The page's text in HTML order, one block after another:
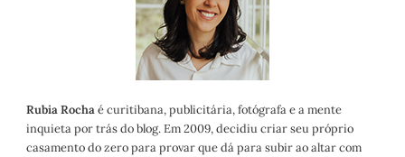
Rubia Rochaé curitibana, publicitária, fotógrafa e a mente
inquieta por trás do blog. Em 2009, decidiu criar seu próprio
casamento do zero para provar que dá para subir ao altar com